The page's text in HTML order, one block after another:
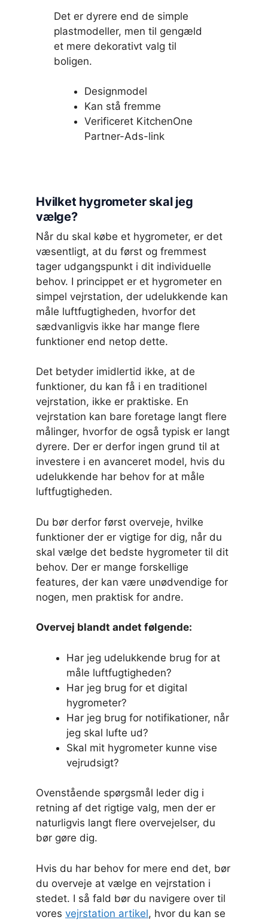
Det er dyrere end de simple
plastmodeller, men til gengæld
et mere dekorativt valg til
boligen.
Designmodel
Kan stå fremme
Verificeret KitchenOne
Partner-Ads-link
Hvilket hygrometer skal jeg
vælge?
Når du skal købe et hygrometer, er det
væsentligt, at du først og fremmest
tager udgangspunkt i dit individuelle
behov. I princippet er et hygrometer en
simpel vejrstation, der udelukkende kan
måle luftfugtigheden, hvorfor det
sædvanligvis ikke har mange flere
funktioner end netop dette.
Det betyder imidlertid ikke, at de
funktioner, du kan få i en traditionel
vejrstation, ikke er praktiske. En
vejrstation kan bare foretage langt flere
målinger, hvorfor de også typisk er langt
dyrere. Der er derfor ingen grund til at
investere i en avanceret model, hvis du
udelukkende har behov for at måle
luftfugtigheden.
Du bør derfor først overveje, hvilke
funktioner der er vigtige for dig, når du
skal vælge det bedste hygrometer til dit
behov. Der er mange forskellige
features, der kan være unødvendige for
nogen, men praktisk for andre.
Overvej blandt andet følgende:
Har jeg udelukkende brug for at
måle luftfugtigheden?
Har jeg brug for et digital
hygrometer?
Har jeg brug for notifikationer, når
jeg skal lufte ud?
Skal mit hygrometer kunne vise
vejrudsigt?
Ovenstående spørgsmål leder dig i
retning af det rigtige valg, men der er
naturligvis langt flere overvejelser, du
bør gøre dig.
Hvis du har behov for mere end det, bør
du overveje at vælge en vejrstation i
stedet. I så fald bør du navigere over til
vores vejrstation artikel, hvor du kan se